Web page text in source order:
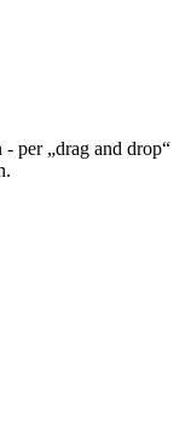
per „drag and drop“